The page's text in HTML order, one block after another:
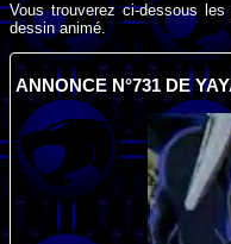
Vous trouverez ci-dessous
dessin animé.
ANNONCE N°731 DE